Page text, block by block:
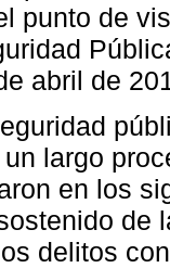
punto de
abril de
largo
en los
de
delitos